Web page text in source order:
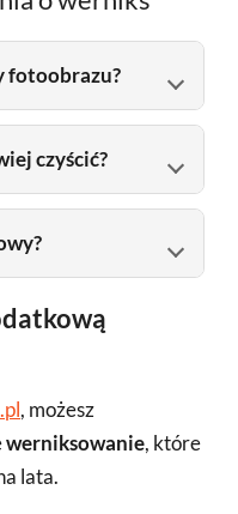
fotoobrazu?
czyścić?
, możesz
werniksowanie, które
lata.